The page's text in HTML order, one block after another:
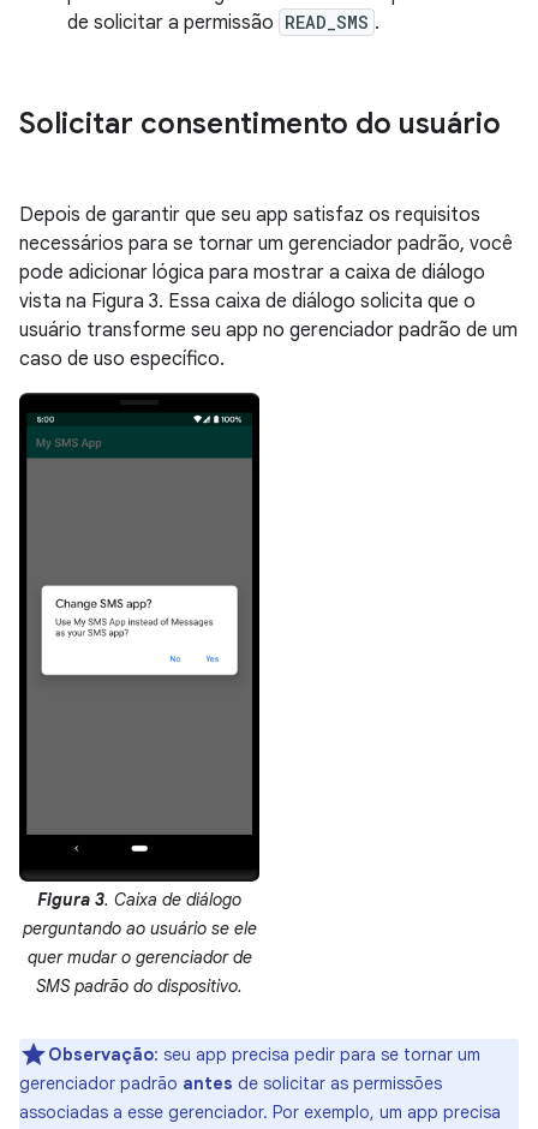
de solicitar a permissão READ_SMS .
Solicitar consentimento do usuário
Depois de garantir que seu app satisfaz os requisitos
necessários para se tornar um gerenciador padrão, você
pode adicionar lógica para mostrar a caixa de diálogo
vista na Figura 3. Essa caixa de diálogo solicita que o
usuário transforme seu app no gerenciador padrão de um
caso de uso específico.
Figura 3. Caixa de diálogo
perguntando ao usuário se ele
quer mudar o gerenciador de
SMS padrão do dispositivo.
Observação: seu app precisa pedir para se tornar um
gerenciador padrão antes de solicitar as permissões
associadas a esse gerenciador. Por exemplo, um app precisa